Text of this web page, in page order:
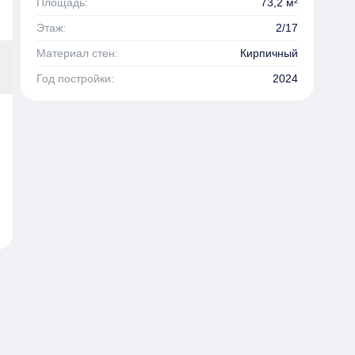
Этаж:
2/17
Материал стен:
Кирпичный
Год постройки:
2024